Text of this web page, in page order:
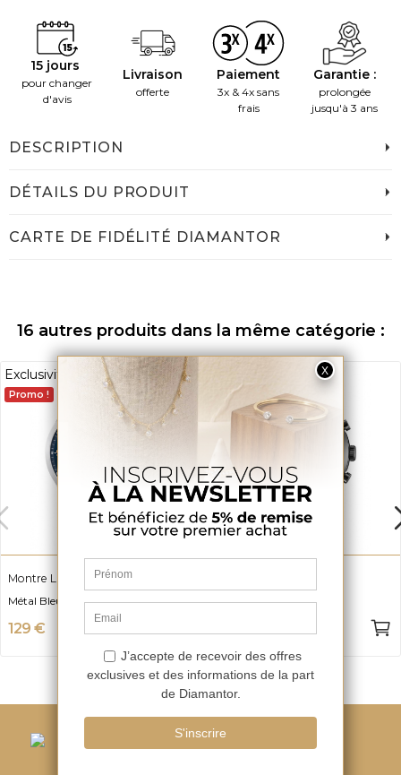
15 jours
pour changer
d'avis
Livraison
offerte
Paiement
3x & 4x sans
frais
Garantie :
prolongée
jusqu'à 3 ans
DESCRIPTION
DÉTAILS DU PRODUIT
CARTE DE FIDÉLITÉ DIAMANTOR
16 autres produits dans la même catégorie :
Exclusivité web
Promo !
Montre LOTUS 18637/3
Métal Bleu
129 €
Métal Noir